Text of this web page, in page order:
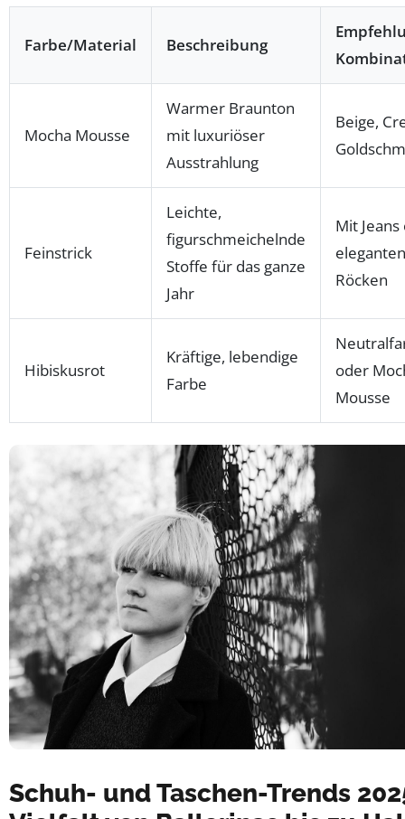
Farbe/Material Beschreibung
Mocha Mousse
Warmer Braunton
mit luxuriöser
Ausstrahlung
Beige,
Feinstrick
Leichte,
figurschmeichelnde
Stoffe für das ganze
Jahr
Mit
eleganten
Röcken
Hibiskusrot
Kräftige, lebendige
Farbe
oder
Mousse
Schuh- und Taschen-Trends